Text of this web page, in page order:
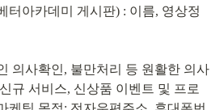
터아카데미 게시판) : 이름, 영상정
의사확인, 불만처리 등 원활한 의사
규 서비스, 신상품 이벤트 및 프로